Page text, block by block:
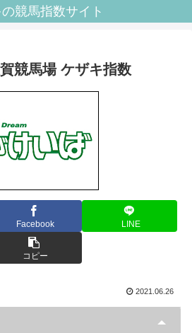
競馬指数サイト
競馬場 ケザキ指数
Facebook LINE
コピー
2021.06.26